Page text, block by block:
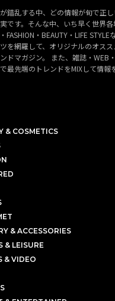
錯乱する中、どの情報が旬で正
です。そんな中、いち早く世界
FASHION・BEAUTY・LIFE
を網羅して、オリジナルのオス
ドマガジン。 また、雑誌・WEB
最先端のトレンドをMIXして情報
& COSMETICS
& ACCESSORIES
& LEISURE
& VIDEO